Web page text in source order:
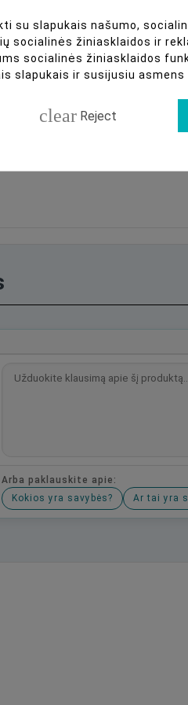
Arba paklauskite apie:
Kokios yra savybės?
Ar tai yra
su slapukais našumo,
socialinės žiniasklaidos ir
socialinės žiniasklaidos
slapukais ir susijusiu asmens
clear Reject